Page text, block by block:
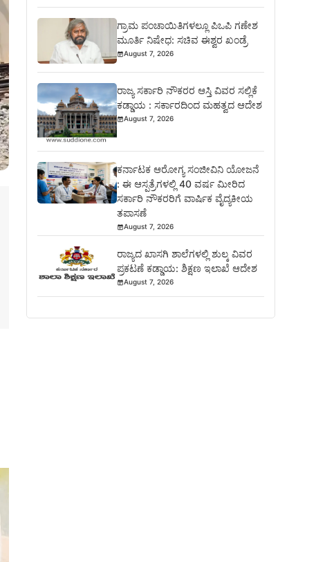
ಗ್ರಾಮ ಪಂಚಾಯಿತಿಗಳಲ್ಲೂ ಪಿಒಪಿ ಗಣೇಶ
ಮೂರ್ತಿ ನಿಷೇಧ: ಸಚಿವ ಈಶ್ವರ ಖಂಡ್ರೆ
August 7, 2026
ರಾಜ್ಯ ಸರ್ಕಾರಿ ನೌಕರರ ಆಸ್ತಿ ವಿವರ ಸಲ್ಲಿಕೆ
ಕಡ್ಡಾಯ : ಸರ್ಕಾರದಿಂದ ಮಹತ್ವದ ಆದೇಶ
August 7, 2026
ಕರ್ನಾಟಕ ಆರೋಗ್ಯ ಸಂಜೀವಿನಿ ಯೋಜನೆ
: ಈ ಆಸ್ಪತ್ರೆಗಳಲ್ಲಿ 40 ವರ್ಷ ಮೀರಿದ
ಸರ್ಕಾರಿ ನೌಕರರಿಗೆ ವಾರ್ಷಿಕ ವೈದ್ಯಕೀಯ
ತಪಾಸಣೆ
August 7, 2026
ರಾಜ್ಯದ ಖಾಸಗಿ ಶಾಲೆಗಳಲ್ಲಿ ಶುಲ್ಕ ವಿವರ
ಪ್ರಕಟಣೆ ಕಡ್ಡಾಯ: ಶಿಕ್ಷಣ ಇಲಾಖೆ ಆದೇಶ
August 7, 2026